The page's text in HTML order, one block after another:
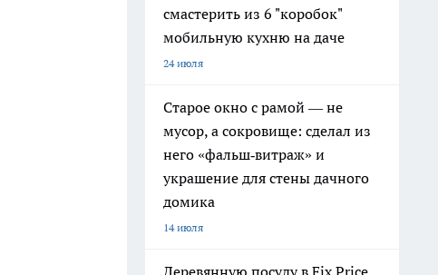
смастерить из 6 "коробок"
мобильную кухню на даче
24 июля
Старое окно с рамой — не
мусор, а сокровище: сделал из
него «фальш‑витраж» и
украшение для стены дачного
домика
14 июля
Деревянную посуду в Fix Price